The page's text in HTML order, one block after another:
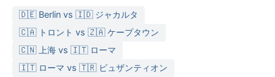
天候面でのベストシーズンは、雨季が明けた10月から2
月。空は澄み、気温も過ごしやすく、観光に最適。特
に集中豪雨や雷雨が頻発することだ。ただし、サイク
ロンや猛烈な嵐は稀で、穏やかな気候が一年を通して
🇩🇪 Berlin vs 🇮🇩 ジャカルタ
🇨🇦 トロント vs 🇿🇦 ケープタウン
🇨🇳 上海 vs 🇮🇹 ローマ
🇮🇹 ローマ vs 🇹🇷 ビュザンティオン